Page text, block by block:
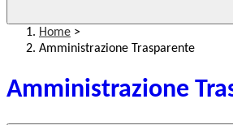
Home >
Amministrazione Trasparente
Amministrazione